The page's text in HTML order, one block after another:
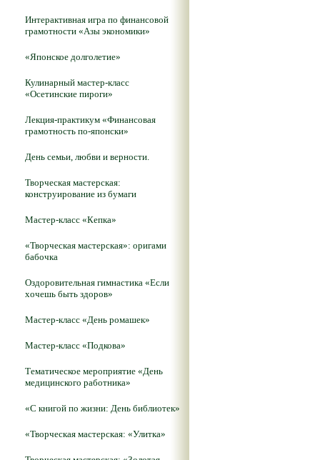
Интерактивная игра по финансовой
грамотности «Азы экономики»
«Японское долголетие»
Кулинарный мастер-класс
«Осетинские пироги»
Лекция-практикум «Финансовая
грамотность по-японски»
День семьи, любви и верности.
Творческая мастерская:
конструирование из бумаги
Мастер-класс «Кепка»
«Творческая мастерская»: оригами
бабочка
Оздоровительная гимнастика «Если
хочешь быть здоров»
Мастер-класс «День ромашек»
Мастер-класс «Подкова»
Тематическое мероприятие «День
медицинского работника»
«С книгой по жизни: День библиотек»
«Творческая мастерская: «Улитка»